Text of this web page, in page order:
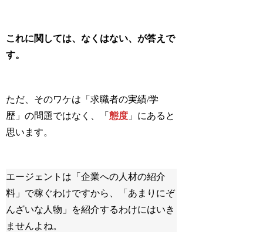
これに関しては、なくはない、が答えで
す。
ただ、そのワケは「求職者の実績/学
歴」の問題ではなく、「態度 」にあると
思います。
エージェントは「企業への人材の紹介
料」で稼ぐわけですから、「あまりにぞ
んざいな人物」を紹介するわけにはいき
ませんよね。